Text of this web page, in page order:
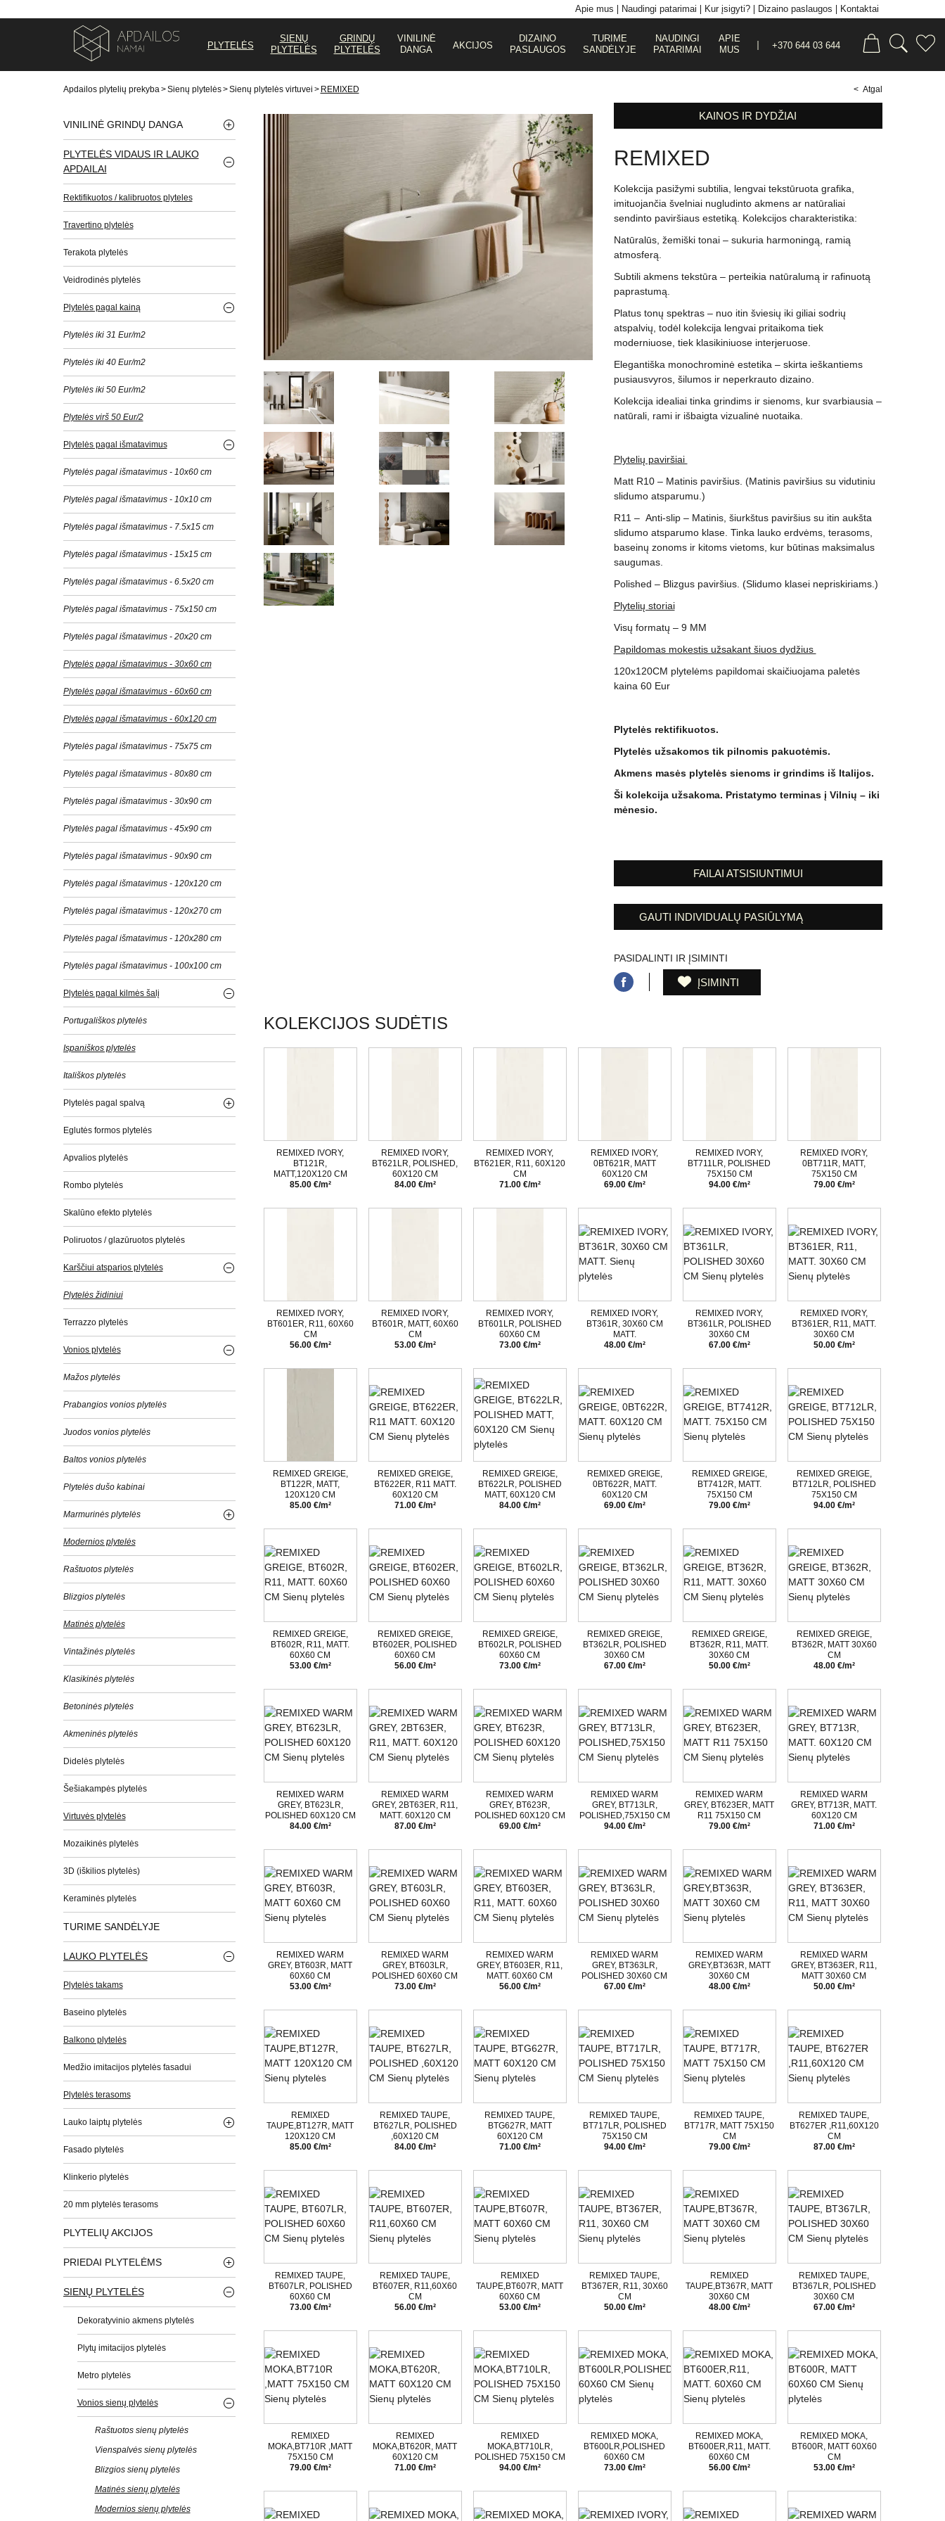
Apie mus Naudingi patarimai Kur įsigyti? Dizaino paslaugos Kontaktai
PLYTELĖS
SIENŲ
PLYTELĖS
GRINDŲ
PLYTELĖS
VINILINĖ
DANGA
AKCIJOS
DIZAINO
PASLAUGOS
TURIME
SANDĖLYJE
NAUDINGI
PATARIMAI
APIE
MUS
+370 644 03 644
Apdailos plytelių prekyba >Sienų plytelės>Sienų plytelės virtuvei > REMIXED < Atgal
VINILINĖ GRINDŲ DANGA
PLYTELĖS VIDAUS IR LAUKO
APDAILAI
Rektifikuotos / kalibruotos plyteles
Travertino plytelės
Terakota plytelės
Veidrodinės plytelės
Plytelės pagal kainą
Plytelės iki 31 Eur/m2
Plytelės iki 40 Eur/m2
Plytelės iki 50 Eur/m2
Plytelės virš 50 Eur/2
Plytelės pagal išmatavimus
Plytelės pagal išmatavimus - 10x60 cm
Plytelės pagal išmatavimus - 10x10 cm
Plytelės pagal išmatavimus - 7.5x15 cm
Plytelės pagal išmatavimus - 15x15 cm
Plytelės pagal išmatavimus - 6.5x20 cm
Plytelės pagal išmatavimus - 75x150 cm
Plytelės pagal išmatavimus - 20x20 cm
Plytelės pagal išmatavimus - 30x60 cm
Plytelės pagal išmatavimus - 60x60 cm
Plytelės pagal išmatavimus - 60x120 cm
Plytelės pagal išmatavimus - 75x75 cm
Plytelės pagal išmatavimus - 80x80 cm
Plytelės pagal išmatavimus - 30x90 cm
Plytelės pagal išmatavimus - 45x90 cm
Plytelės pagal išmatavimus - 90x90 cm
Plytelės pagal išmatavimus - 120x120 cm
Plytelės pagal išmatavimus - 120x270 cm
Plytelės pagal išmatavimus - 120x280 cm
Plytelės pagal išmatavimus - 100x100 cm
Plytelės pagal kilmės šalį
Portugališkos plytelės
Ispaniškos plytelės
Itališkos plytelės
Plytelės pagal spalvą
Eglutės formos plytelės
Apvalios plytelės
Rombo plytelės
Skalūno efekto plytelės
Poliruotos / glazūruotos plytelės
Karščiui atsparios plytelės
Plytelės židiniui
Terrazzo plytelės
Vonios plytelės
Mažos plytelės
Prabangios vonios plytelės
Juodos vonios plytelės
Baltos vonios plytelės
Plytelės dušo kabinai
Marmurinės plytelės
Modernios plytelės
Raštuotos plytelės
Blizgios plytelės
Matinės plytelės
Vintažinės plytelės
Klasikinės plytelės
Betoninės plytelės
Akmeninės plytelės
Didelės plytelės
Šešiakampės plytelės
Virtuvės plytelės
Mozaikinės plytelės
3D (iškilios plytelės)
Keraminės plytelės
TURIME SANDĖLYJE
LAUKO PLYTELĖS
Plytelės takams
Baseino plytelės
Balkono plytelės
Medžio imitacijos plytelės fasadui
Plytelės terasoms
Lauko laiptų plytelės
Fasado plytelės
Klinkerio plytelės
20 mm plytelės terasoms
PLYTELIŲ AKCIJOS
PRIEDAI PLYTELĖMS
SIENŲ PLYTELĖS
Dekoratyvinio akmens plytelės
Plytų imitacijos plytelės
Metro plytelės
Vonios sienų plytelės
Raštuotos sienų plytelės
Vienspalvės sienų plytelės
Blizgios sienų plytelės
Matinės sienų plytelės
Modernios sienų plytelės
KAINOS IR DYDŽIAI
REMIXED
Kolekcija pasižymi subtilia, lengvai tekstūruota grafika,
imituojančia švelniai nugludinto akmens ar natūraliai
sendinto paviršiaus estetiką. Kolekcijos charakteristika:
Natūralūs, žemiški tonai – sukuria harmoningą, ramią
atmosferą.
Subtili akmens tekstūra – perteikia natūralumą ir rafinuotą
paprastumą.
Platus tonų spektras – nuo itin šviesių iki giliai sodrių
atspalvių, todėl kolekcija lengvai pritaikoma tiek
moderniuose, tiek klasikiniuose interjeruose.
Elegantiška monochrominė estetika – skirta ieškantiems
pusiausvyros, šilumos ir neperkrauto dizaino.
Kolekcija idealiai tinka grindims ir sienoms, kur svarbiausia –
natūrali, rami ir išbaigta vizualinė nuotaika.
Plytelių paviršiai
Matt R10 – Matinis paviršius. (Matinis paviršius su vidutiniu
slidumo atsparumu.)
R11 – Anti-slip – Matinis, šiurkštus paviršius su itin aukšta
slidumo atsparumo klase. Tinka lauko erdvėms, terasoms,
baseinų zonoms ir kitoms vietoms, kur būtinas maksimalus
saugumas.
Polished – Blizgus paviršius. (Slidumo klasei nepriskiriams.)
Plytelių storiai
Visų formatų – 9 MM
Papildomas mokestis užsakant šiuos dydžius
120x120CM plytelėms papildomai skaičiuojama paletės
kaina 60 Eur
Plytelės rektifikuotos.
Plytelės užsakomos tik pilnomis pakuotėmis.
Akmens masės plytelės sienoms ir grindims iš Italijos.
Ši kolekcija užsakoma. Pristatymo terminas į Vilnių – iki
mėnesio.
FAILAI ATSISIUNTIMUI
GAUTI INDIVIDUALŲ PASIŪLYMĄ
PASIDALINTI IR ĮSIMINTI
ĮSIMINTI
KOLEKCIJOS SUDĖTIS
REMIXED IVORY,
BT121R,
MATT,120X120 CM
85.00 €/m²
REMIXED IVORY,
BT621LR, POLISHED,
60X120 CM
84.00 €/m²
REMIXED IVORY,
BT621ER, R11, 60X120
CM
71.00 €/m²
REMIXED IVORY,
0BT621R, MATT
60X120 CM
69.00 €/m²
REMIXED IVORY,
BT711LR, POLISHED
75X150 CM
94.00 €/m²
REMIXED IVORY,
0BT711R, MATT,
75X150 CM
79.00 €/m²
REMIXED IVORY,
BT601ER, R11, 60X60
CM
56.00 €/m²
REMIXED IVORY,
BT601R, MATT, 60X60
CM
53.00 €/m²
REMIXED IVORY,
BT601LR, POLISHED
60X60 CM
73.00 €/m²
REMIXED IVORY,
BT361R, 30X60 CM
MATT.
48.00 €/m²
REMIXED IVORY,
BT361LR, POLISHED
30X60 CM
67.00 €/m²
REMIXED IVORY,
BT361ER, R11, MATT.
30X60 CM
50.00 €/m²
REMIXED GREIGE,
BT122R, MATT,
120X120 CM
85.00 €/m²
REMIXED GREIGE,
BT622ER, R11 MATT.
60X120 CM
71.00 €/m²
REMIXED GREIGE,
BT622LR, POLISHED
MATT, 60X120 CM
84.00 €/m²
REMIXED GREIGE,
0BT622R, MATT.
60X120 CM
69.00 €/m²
REMIXED GREIGE,
BT7412R, MATT.
75X150 CM
79.00 €/m²
REMIXED GREIGE,
BT712LR, POLISHED
75X150 CM
94.00 €/m²
REMIXED GREIGE,
BT602R, R11, MATT.
60X60 CM
53.00 €/m²
REMIXED GREIGE,
BT602ER, POLISHED
60X60 CM
56.00 €/m²
REMIXED GREIGE,
BT602LR, POLISHED
60X60 CM
73.00 €/m²
REMIXED GREIGE,
BT362LR, POLISHED
30X60 CM
67.00 €/m²
REMIXED GREIGE,
BT362R, R11, MATT.
30X60 CM
50.00 €/m²
REMIXED GREIGE,
BT362R, MATT 30X60
CM
48.00 €/m²
REMIXED WARM
GREY, BT623LR,
POLISHED 60X120 CM
84.00 €/m²
REMIXED WARM
GREY, 2BT63ER, R11,
MATT. 60X120 CM
87.00 €/m²
REMIXED WARM
GREY, BT623R,
POLISHED 60X120 CM
69.00 €/m²
REMIXED WARM
GREY, BT713LR,
POLISHED,75X150 CM
94.00 €/m²
REMIXED WARM
GREY, BT623ER, MATT
R11 75X150 CM
79.00 €/m²
REMIXED WARM
GREY, BT713R, MATT.
60X120 CM
71.00 €/m²
REMIXED WARM
GREY, BT603R, MATT
60X60 CM
53.00 €/m²
REMIXED WARM
GREY, BT603LR,
POLISHED 60X60 CM
73.00 €/m²
REMIXED WARM
GREY, BT603ER, R11,
MATT. 60X60 CM
56.00 €/m²
REMIXED WARM
GREY, BT363LR,
POLISHED 30X60 CM
67.00 €/m²
REMIXED WARM
GREY,BT363R, MATT
30X60 CM
48.00 €/m²
REMIXED WARM
GREY, BT363ER, R11,
MATT 30X60 CM
50.00 €/m²
REMIXED
TAUPE,BT127R, MATT
120X120 CM
85.00 €/m²
REMIXED TAUPE,
BT627LR, POLISHED
,60X120 CM
84.00 €/m²
REMIXED TAUPE,
BTG627R, MATT
60X120 CM
71.00 €/m²
REMIXED TAUPE,
BT717LR, POLISHED
75X150 CM
94.00 €/m²
REMIXED TAUPE,
BT717R, MATT 75X150
CM
79.00 €/m²
REMIXED TAUPE,
BT627ER ,R11,60X120
CM
87.00 €/m²
REMIXED TAUPE,
BT607LR, POLISHED
60X60 CM
73.00 €/m²
REMIXED TAUPE,
BT607ER, R11,60X60
CM
56.00 €/m²
REMIXED
TAUPE,BT607R, MATT
60X60 CM
53.00 €/m²
REMIXED TAUPE,
BT367ER, R11, 30X60
CM
50.00 €/m²
REMIXED
TAUPE,BT367R, MATT
30X60 CM
48.00 €/m²
REMIXED TAUPE,
BT367LR, POLISHED
30X60 CM
67.00 €/m²
REMIXED
MOKA,BT710R ,MATT
75X150 CM
79.00 €/m²
REMIXED
MOKA,BT620R, MATT
60X120 CM
71.00 €/m²
REMIXED
MOKA,BT710LR,
POLISHED 75X150 CM
94.00 €/m²
REMIXED MOKA,
BT600LR,POLISHED
60X60 CM
73.00 €/m²
REMIXED MOKA,
BT600ER,R11, MATT.
60X60 CM
56.00 €/m²
REMIXED MOKA,
BT600R, MATT 60X60
CM
53.00 €/m²